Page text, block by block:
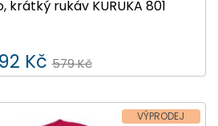
krátký rukáv KURUKA 801
Kč 579 Kč
VÝPRODEJ